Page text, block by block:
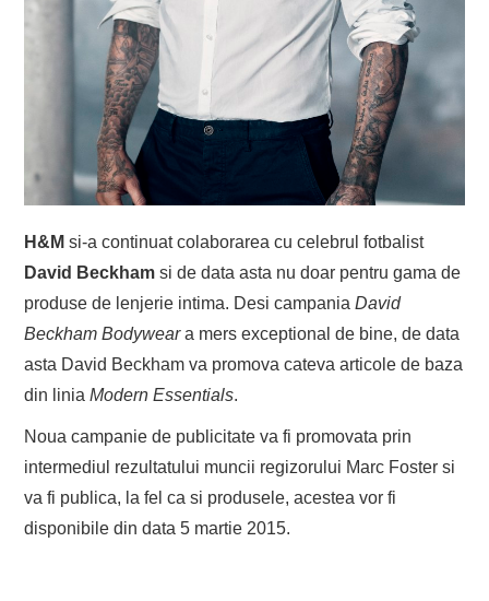
H&M si-a continuat colaborarea cu celebrul fotbalist
David Beckham si de data asta nu doar pentru gama de
produse de lenjerie intima. Desi campaniaDavid
Beckham Bodyweara mers exceptional de bine, de data
asta David Beckham va promova cateva articole de baza
din liniaModern Essentials.
Noua campanie de publicitate va fi promovata prin
intermediul rezultatului muncii regizorului Marc Foster si
va fi publica, la fel ca si produsele, acestea vor fi
disponibile din data 5 martie 2015.